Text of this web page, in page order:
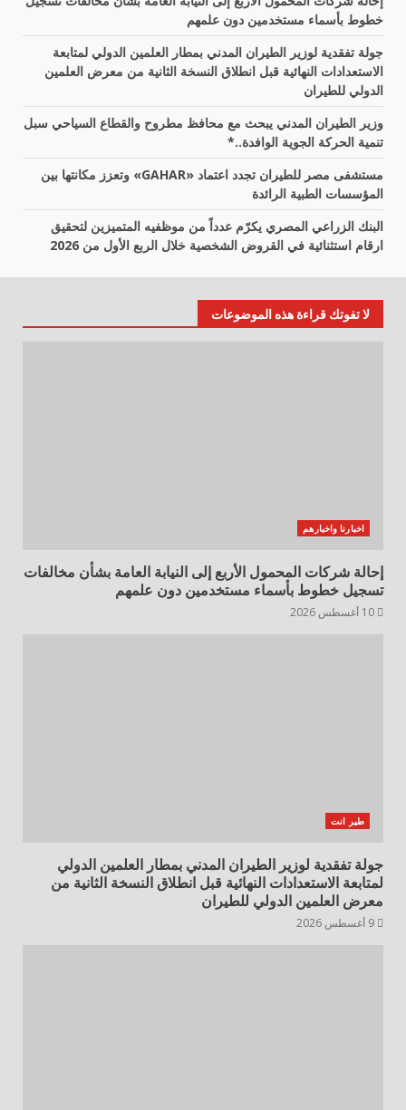
خطوط بأسماء مستخدمين دون علمهم
جولة تفقدية لوزير الطيران المدني بمطار العلمين الدولي لمتابعة
الاستعدادات النهائية قبل انطلاق النسخة الثانية من معرض العلمين
الدولي للطيران
وزير الطيران المدني يبحث مع محافظ مطروح والقطاع السياحي سبل
تنمية الحركة الجوية الوافدة..*
مستشفى مصر للطيران تجدد اعتماد «GAHAR» وتعزز مكانتها بين
المؤسسات الطبية الرائدة
البنك الزراعي المصري يكرّم عدداً من موظفيه المتميزين لتحقيق
ارقام استثنائية في القروض الشخصية خلال الربع الأول من 2026
لا تفوتك قراءة هذه الموضوعات
اخبارنا واخبارهم
إحالة شركات المحمول الأربع إلى النيابة العامة بشأن مخالفات
تسجيل خطوط بأسماء مستخدمين دون علمهم
طير انت
جولة تفقدية لوزير الطيران المدني بمطار العلمين الدولي
لمتابعة الاستعدادات النهائية قبل انطلاق النسخة الثانية من
معرض العلمين الدولي للطيران